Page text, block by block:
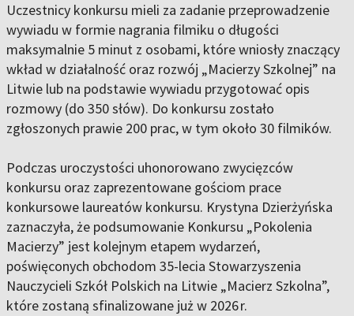
Uczestnicy konkursu mieli za zadanie przeprowadzenie
wywiadu w formie nagrania filmiku o długości
maksymalnie 5 minut z osobami, które wniosły znaczący
wkład w działalność oraz rozwój „Macierzy Szkolnej” na
Litwie lub na podstawie wywiadu przygotować opis
rozmowy (do 350 słów). Do konkursu zostało
zgłoszonych prawie 200 prac, w tym około 30 filmików.
Podczas uroczystości uhonorowano zwycięzców
konkursu oraz zaprezentowane gościom prace
konkursowe laureatów konkursu. Krystyna Dzierżyńska
zaznaczyła, że podsumowanie Konkursu „Pokolenia
Macierzy” jest kolejnym etapem wydarzeń,
poświęconych obchodom 35-lecia Stowarzyszenia
Nauczycieli Szkół Polskich na Litwie „Macierz Szkolna”,
które zostaną sfinalizowane już w 2026 r.